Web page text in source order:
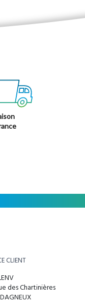
CLIENT
des Chartinières